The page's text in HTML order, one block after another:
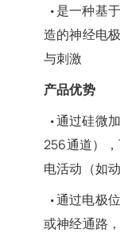
• 是一种基
造的神经电
与刺激
产品优势
•通过硅微
256通道）
电活动（如
•通过电极
或神经通路